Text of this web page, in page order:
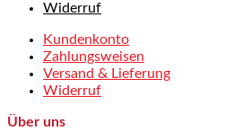
Widerruf
Kundenkonto
Zahlungsweisen
Versand & Lieferung
Widerruf
Über uns